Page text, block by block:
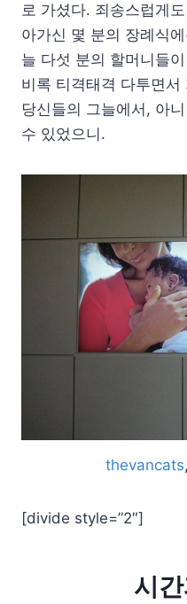
로 가셨다. 죄송스럽게
아가신 몇 분의 장례식
늘 다섯 분의 할머니들
비록 티격태격 다투면
당신들의 그늘에서, 아
수 있었으니.
thevancats
[divide style=”2″]
시